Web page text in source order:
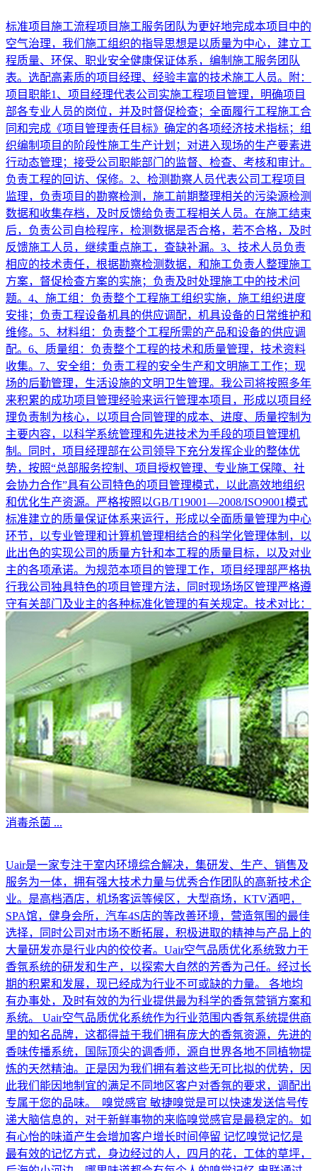
标准项目施工流程项目施工服务团队为更好地完成本项目中的
空气治理，我们施工组织的指导思想是以质量为中心，建立工
程质量、环保、职业安全健康保证体系，编制施工服务团队
表。选配高素质的项目经理、经验丰富的技术施工人员。附：
项目职能1、项目经理代表公司实施工程项目管理，明确项目
部各专业人员的岗位，并及时督促检查；全面履行工程施工合
同和完成《项目管理责任目标》确定的各项经济技术指标；组
织编制项目的阶段性施工生产计划；对进入现场的生产要素进
行动态管理；接受公司职能部门的监督、检查、考核和审计。
负责工程的回访、保修。2、检测勘察人员代表公司工程项目
监理，负责项目的勘察检测，施工前期整理相关的污染源检测
数据和收集存档，及时反馈给负责工程相关人员。在施工结束
后，负责公司自检程序，检测数据是否合格，若不合格，及时
反馈施工人员，继续重点施工，查缺补漏。3、技术人员负责
相应的技术责任，根据勘察检测数据，和施工负责人整理施工
方案，督促检查方案的实施；负责及时处理施工中的技术问
题。4、施工组：负责整个工程施工组织实施，施工组织进度
安排；负责工程设备机具的供应调配，机具设备的日常维护和
维修。5、材料组：负责整个工程所需的产品和设备的供应调
配。6、质量组：负责整个工程的技术和质量管理，技术资料
收集。7、安全组：负责工程的安全生产和文明施工工作；现
场的后勤管理，生活设施的文明卫生管理。我公司将按照多年
来积累的成功项目管理经验来运行管理本项目，形成以项目经
理负责制为核心，以项目合同管理的成本、进度、质量控制为
主要内容，以科学系统管理和先进技术为手段的项目管理机
制。同时，项目经理部在公司领导下充分发挥企业的整体优
势，按照“总部服务控制、项目授权管理、专业施工保障、社
会协力合作”具有公司特色的项目管理模式，以此高效地组织
和优化生产资源。严格按照以GB/T19001—2008/ISO9001模式
标准建立的质量保证体系来运行，形成以全面质量管理为中心
环节，以专业管理和计算机管理相结合的科学化管理体制，以
此出色的实现公司的质量方针和本工程的质量目标，以及对业
主的各项承诺。为规范本项目的管理工作，项目经理部严格执
行我公司独具特色的项目管理方法，同时现场场区管理严格遵
守有关部门及业主的各种标准化管理的有关规定。技术对比：
消毒杀菌 ...
Uair是一家专注于室内环境综合解决，集研发、生产、销售及
服务为一体，拥有强大技术力量与优秀合作团队的高新技术企
业。是高档酒店，机场客运等候区，大型商场，KTV酒吧，
SPA馆，健身会所，汽车4S店的等改善环境，营造氛围的最佳
选择，同时公司对市场不断拓展，积极进取的精神与产品上的
大量研发亦是行业内的佼佼者。Uair空气品质优化系统致力于
香氛系统的研发和生产，以探索大自然的芳香为己任。经过长
期的积累和发展，现已经成为行业不可或缺的力量。 各地均
有办事处，及时有效的为行业提供最为科学的香氛营销方案和
系统。 Uair空气品质优化系统作为行业范围内香氛系统提供商
里的知名品牌，这都得益于我们拥有庞大的香氛资源，先进的
香味传播系统，国际顶尖的调香师，源自世界各地不同植物提
炼的天然精油。正是因为我们拥有着这些无可比拟的优势，因
此我们能因地制宜的满足不同地区客户对香氛的要求，调配出
专属于您的品味。 嗅觉感官 敏捷嗅觉是可以快速发送信号传
递大脑信息的，对于新鲜事物的来临嗅觉感官是最稳定的。如
有心怡的味道产生会增加客户增长时间停留 记忆嗅觉记忆是
最有效的记忆方式，身边经过的人，四月的花，工体的草坪，